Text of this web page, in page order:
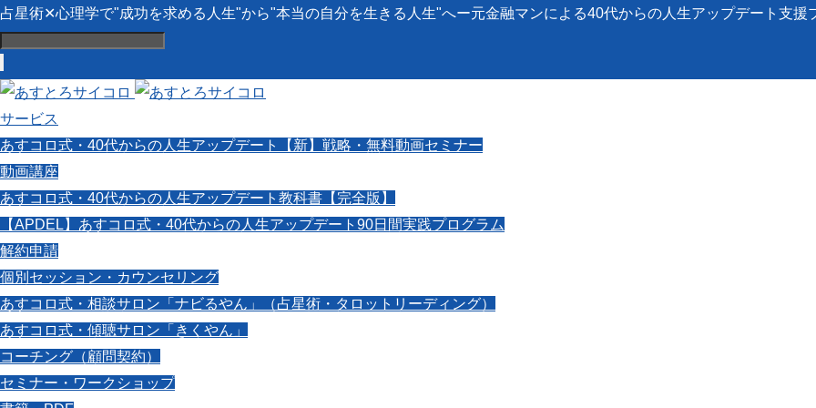
占星術✕心理学で"成功を求める人生"から"本当の自分を生きる人生"へー元金融マンによる40代からの人生アップデート支援
サービス
あすコロ式・40代からの人生アップデート【新】戦略・無料動画セミナー
動画講座
あすコロ式・40代からの人生アップデート教科書【完全版】
【APDEL】あすコロ式・40代からの人生アップデート90日間実践プログラム
解約申請
個別セッション・カウンセリング
あすコロ式・相談サロン「ナビるやん」（占星術・タロットリーディング）
あすコロ式・傾聴サロン「きくやん」
コーチング（顧問契約）
セミナー・ワークショップ